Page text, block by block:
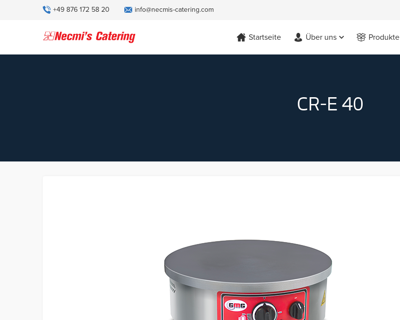
+49 876 172 58 20 info@necmis-catering.com
Startseite Über uns Produkte
CR-E 40